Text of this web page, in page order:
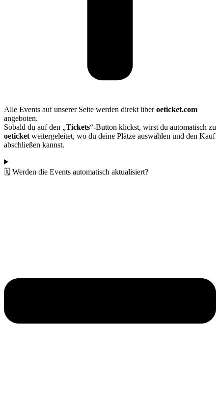
Alle Events auf unserer Seite werden direkt überoeticket.com
angeboten.
Sobald du auf den „Tickets“-Button klickst, wirst du automatisch zu
oeticketweitergeleitet, wo du deine Plätze auswählen und den Kauf
abschließen kannst.
🗓️ Werden die Events automatisch aktualisiert?